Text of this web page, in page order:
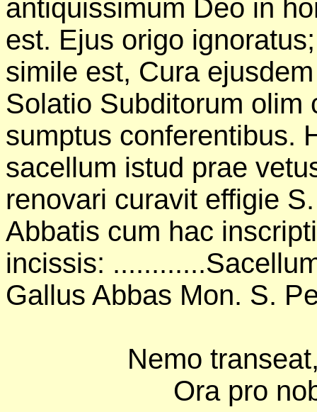
antiquissimum Deo in
est. Ejus origo
simile est, Cura
Solatio Subditorum olim
sumptus conferentibus.
sacellum istud prae
renovari curavit effigie
Abbatis cum hac
incissis:
Gallus Abbas Mon. S.
Nemo
Ora pro